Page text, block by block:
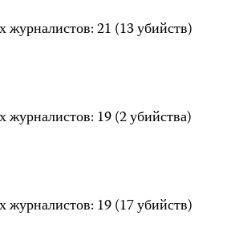
21 (13 убийств)
19 (2 убийства)
19 (17 убийств)